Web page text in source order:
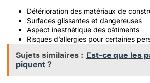
Détérioration des matériaux de
Surfaces glissantes et dangereuses
Aspect inesthétique des bâtiments
Risques d’allergies pour certaines
Sujets similaires : Est-ce que les
piquent ?